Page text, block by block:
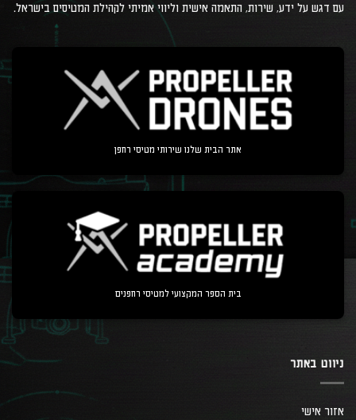
עם דגש על ידע, שירות, התאמה אישית וליווי אמיתי לקהילת המטיסים בישראל.
אתר הבית שלנו שירותי מטיסי רחפן
בית הספר המקצועי למטיסי רחפנים
ניווט באתר
אזור אישי